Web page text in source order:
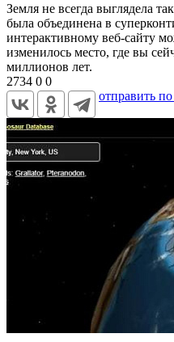
Земля не всегда выглядела
была объединена в
интерактивному веб-сайту
изменилось место, где вы
миллионов лет.
2734 0 0
отправить